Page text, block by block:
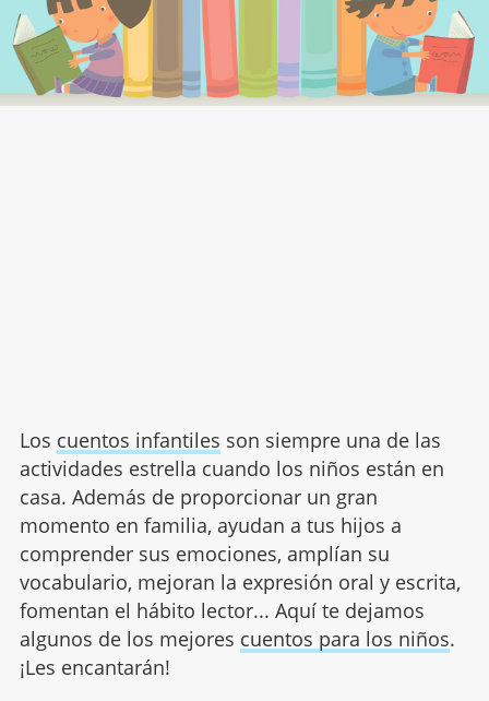
Los cuentos infantiles son siempre una de las
actividades estrella cuando los niños están en
casa. Además de proporcionar un gran
momento en familia, ayudan a tus hijos a
comprender sus emociones, amplían su
vocabulario, mejoran la expresión oral y escrita,
fomentan el hábito lector... Aquí te dejamos
algunos de los mejores cuentos para los niños.
¡Les encantarán!